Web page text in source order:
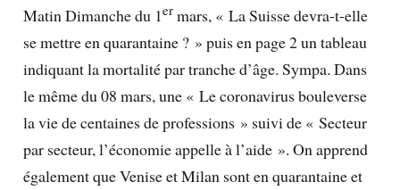
Matin Dimanche du 1ermars, « La Suisse devra-t-elle
se mettre en quarantaine ? » puis en page 2 un tableau
indiquant la mortalité par tranche d’âge. Sympa. Dans
le même du 08 mars, une « Le coronavirus bouleverse
la vie de centaines de professions » suivi de « Secteur
par secteur, l’économie appelle à l’aide ». On apprend
également que Venise et Milan sont en quarantaine et